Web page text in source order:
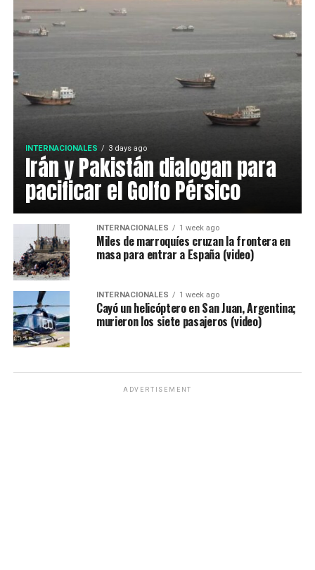
INTERNACIONALES 3 days ago
Irán y Pakistán dialogan para
pacificar el Golfo Pérsico
INTERNACIONALES 1 week ago
Miles de marroquíes cruzan la frontera en
masa para entrar a España (video)
INTERNACIONALES 1 week ago
Cayó un helicóptero en San Juan, Argentina;
murieron los siete pasajeros (video)
ADVERTISEMENT